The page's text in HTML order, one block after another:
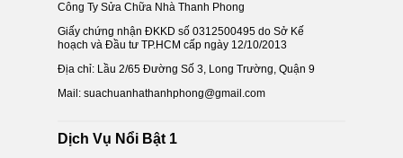
Công Ty Sửa Chữa Nhà Thanh Phong
Giấy chứng nhận ĐKKD số 0312500495 do Sở Kế
hoạch và Đầu tư TP.HCM cấp ngày 12/10/2013
Địa chỉ: Lầu 2/65 Đường Số 3, Long Trường, Quận 9
Mail: suachuanhathanhphong@gmail.com
Dịch Vụ Nổi Bật 1